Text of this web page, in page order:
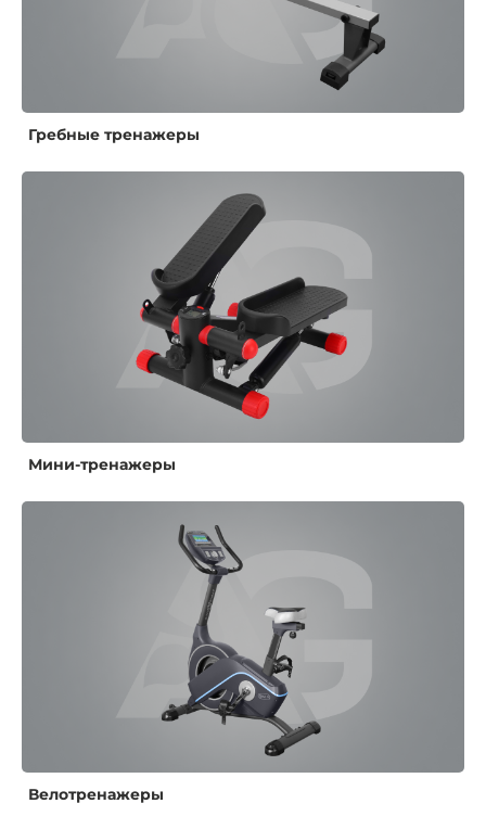
Гребные тренажеры
Мини-тренажеры
Велотренажеры